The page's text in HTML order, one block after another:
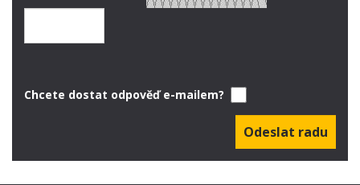
Chcete dostat odpověď e-mailem?